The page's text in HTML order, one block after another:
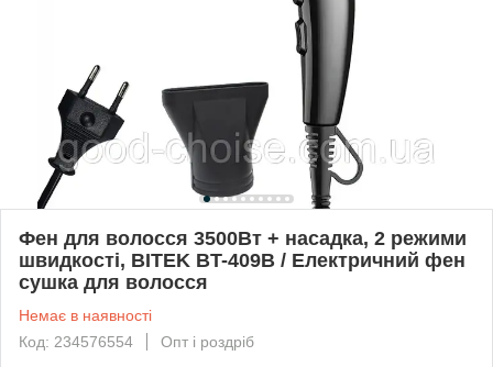
Фен для волосся 3500Вт + насадка, 2 режими
швидкості, BITEK BT-409B / Електричний фен
сушка для волосся
Немає в наявності
Код: 234576554
Опт і роздріб